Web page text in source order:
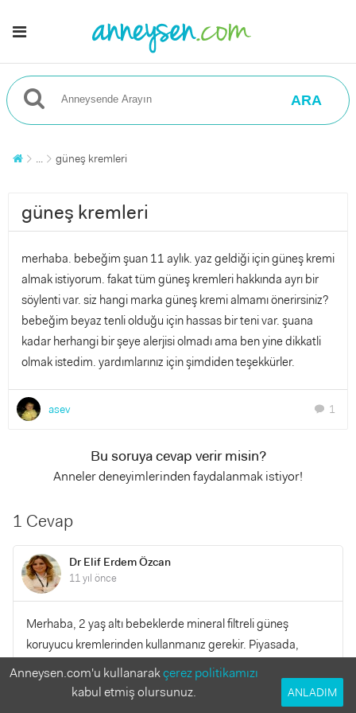
ARA
... güneş kremleri
güneş kremleri
merhaba. bebeğim şuan 11 aylık. yaz geldiği için güneş kremi
almak istiyorum. fakat tüm güneş kremleri hakkında ayrı bir
söylenti var. siz hangi marka güneş kremi almamı önerirsiniz?
bebeğim beyaz tenli olduğu için hassas bir teni var. şuana
kadar herhangi bir şeye alerjisi olmadı ama ben yine dikkatli
olmak istedim. yardımlarınız için şimdiden teşekkürler.
asev chat 1
Bu soruya cevap verir misin?
Anneler deneyimlerinden faydalanmak istiyor!
1 Cevap
Dr Elif Erdem Özcan
11 yıl önce
Merhaba, 2 yaş altı bebeklerde mineral filtreli güneş
koruyucu kremlerinden kullanmanız gerekir. Piyasada,
marketlerde satılanların çoğunluğu kimyasal filtreli.
Bilinenen iyi dermakozmetik markalarının eczanelerde
Anneysen.com'u kullanarakçerez politikamızı
kabul etmiş olursunuz.
ANLADIM